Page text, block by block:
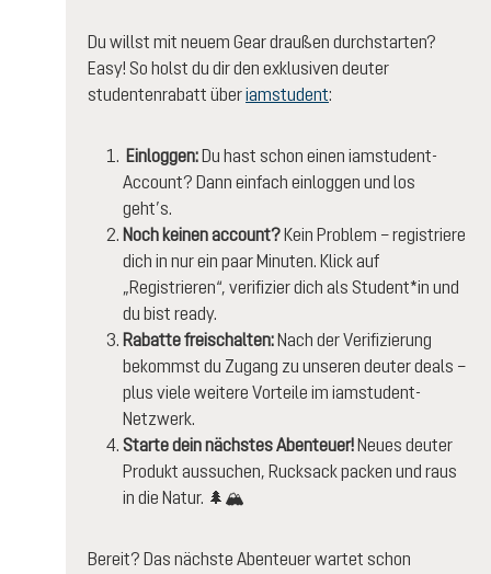
Du willst mit neuem Gear draußen durchstarten?
Easy! So holst du dir den exklusiven deuter
studentenrabatt überiamstudent:
Einloggen:Du hast schon einen iamstudent-
Account? Dann einfach einloggen und los
geht’s.
Noch keinen account?Kein Problem – registriere
dich in nur ein paar Minuten. Klick auf
„Registrieren“, verifizier dich als Student*in und
du bist ready.
Rabatte freischalten:Nach der Verifizierung
bekommst du Zugang zu unseren deuter deals –
plus viele weitere Vorteile im iamstudent-
Netzwerk.
Starte dein nächstes Abenteuer!Neues deuter
Produkt aussuchen, Rucksack packen und raus
in die Natur. 🌲🏔️
Bereit? Das nächste Abenteuer wartet schon